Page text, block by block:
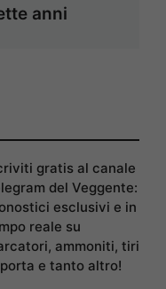
anni
gratis al canale
del Veggente:
esclusivi e in
reale su
ammoniti, tiri
e tanto altro!